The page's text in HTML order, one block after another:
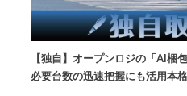
【独自】オープンロジの「AI梱
必要台数の迅速把握にも活用本